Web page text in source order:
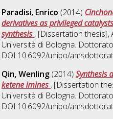
Paradisi, Enrico (2014)
derivatives as privileged
synthesis , [Dissertation thesis],
Università di Bologna.
DOI 10.6092/unibo/
Qin, Wenling (2014)Synthesis
ketene imines , [Dissertation
Università di Bologna.
DOI 10.6092/unibo/